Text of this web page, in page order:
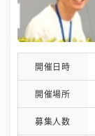
開催日時
開催場所
募集人数